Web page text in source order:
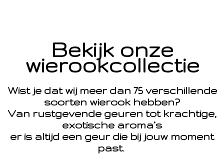
Bekijk onze
wierookcollectie
Wist je dat wij meer dan 75 verschillende
soorten wierook hebben?
Van rustgevende geuren tot krachtige,
exotische aroma’s
er is altijd een geur die bij jouw moment
past.